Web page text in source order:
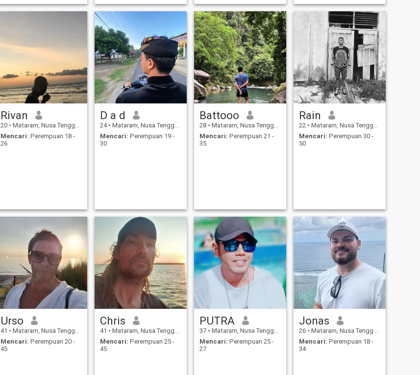
Rivan
20 • Mataram, Nusa Tenggara Barat, Indonesia
Mencari: Perempuan 18 -
26
D a d
24 • Mataram, Nusa Tenggara Barat, Indonesia
Mencari: Perempuan 19 -
30
Battooo
28 • Mataram, Nusa Tenggara Barat, Indonesia
Mencari: Perempuan 21 -
35
Rain
22 • Mataram, Nusa Tenggara Barat, Indonesia
Mencari: Perempuan 30 -
50
Urso
41 • Mataram, Nusa Tenggara Barat, Indonesia
Mencari: Perempuan 20 -
45
Chris
41 • Mataram, Nusa Tenggara Barat, Indonesia
Mencari: Perempuan 25 -
45
PUTRA
37 • Mataram, Nusa Tenggara Barat, Indonesia
Mencari: Perempuan 25 -
27
Jonas
26 • Mataram, Nusa Tenggara Barat, Indonesia
Mencari: Perempuan 18 -
34